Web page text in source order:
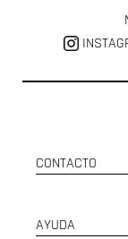
CONTACTO
AYUDA